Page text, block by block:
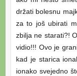
držati bolesnu
za to još ubirati
zbilja ne starati?!
vidio!!! Ovo je
kad je starica
ionako svejedno